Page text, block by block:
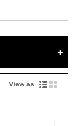
View as